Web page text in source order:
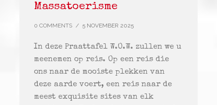
Massatoerisme
0 COMMENTS / 5 NOVEMBER 2025
In deze Praattafel W.O.W. zullen we u
meenemen op reis. Op een reis die
ons naar de mooiste plekken van
deze aarde voert, een reis naar de
meest exquisite sites van elk